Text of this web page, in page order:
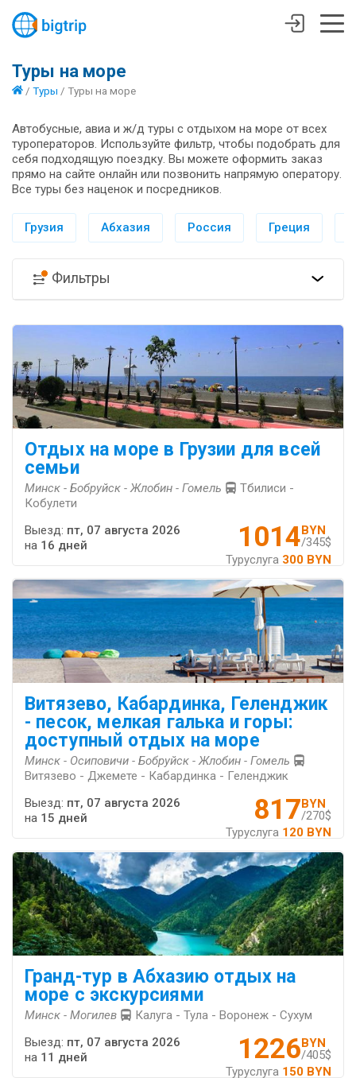
Туры на море
/ Туры / Туры на море
Автобусные, авиа и ж/д туры с отдыхом на море от всех
туроператоров. Используйте фильтр, чтобы подобрать для
себя подходящую поездку. Вы можете оформить заказ
прямо на сайте онлайн или позвонить напрямую оператору.
Все туры без наценок и посредников.
Грузия Абхазия Россия Греция
Фильтры
Отдых на море в Грузии для всей
семьи
Минск - Бобруйск - Жлобин - Гомель
Тбилиси -
Кобулети
1014 BYN
/345$
Туруслуга 300 BYN
Выезд: пт, 07 августа 2026
на 16 дней
Витязево, Кабардинка, Геленджик
- песок, мелкая галька и горы:
доступный отдых на море
Минск - Осиповичи - Бобруйск - Жлобин - Гомель
Витязево - Джемете - Кабардинка - Геленджик
817BYN
/270$
Туруслуга 120 BYN
Выезд: пт, 07 августа 2026
на 15 дней
Гранд-тур в Абхазию отдых на
море с экскурсиями
Минск - Могилев Калуга - Тула - Воронеж - Сухум
1226BYN
/405$
Туруслуга 150 BYN
Выезд: пт, 07 августа 2026
на 11 дней